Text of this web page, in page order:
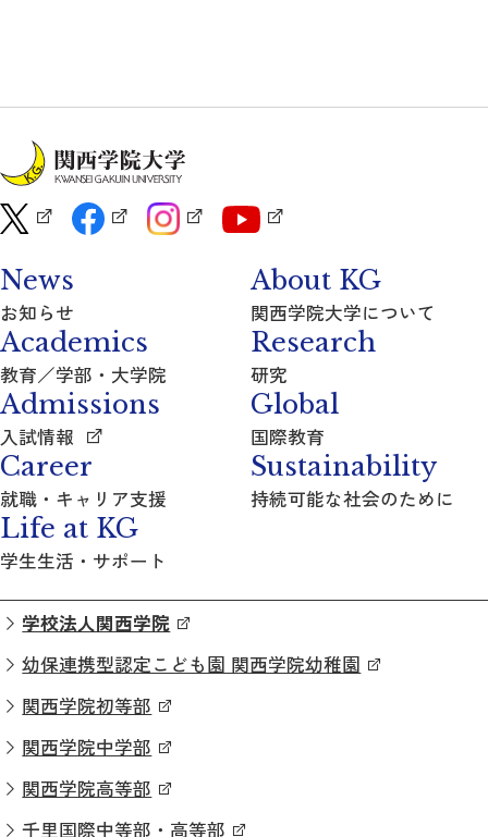
News
お知らせ
About KG
関西学院大学について
Academics
教育／学部・大学院
Research
研究
Admissions
入試情報
Global
国際教育
Career
就職・キャリア支援
Sustainability
持続可能な社会のために
Life at KG
学生生活・サポート
学校法人関西学院
幼保連携型認定こども園 関西学院幼稚園
関西学院初等部
関西学院中学部
関西学院高等部
千里国際中等部・高等部